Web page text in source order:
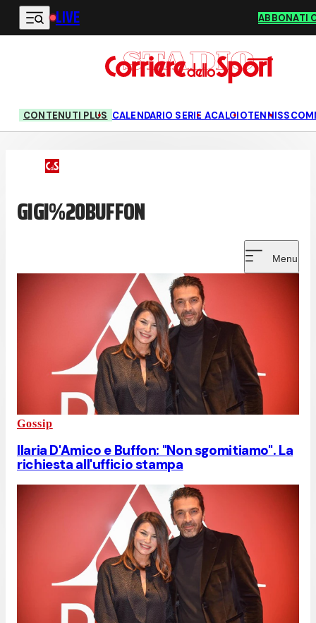
Vai al contenuto principale
LIVE ABBONATI
CONTENUTI PLUS CALENDARIO SERIE ACALCIOTENNIS
GIGI%20BUFFON
Menu
Gossip
Ilaria D'Amico e Buffon: "Non sgomitiamo". La
richiesta all'ufficio stampa